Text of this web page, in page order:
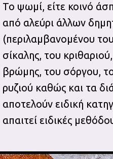
Το ψωμί, είτε κοινό
από αλεύρι άλλων
(περιλαμβανομένου
σίκαλης, του
βρώμης, του σόργου,
ρυζιού καθώς και τα
αποτελούν ειδική
απαιτεί ειδικές